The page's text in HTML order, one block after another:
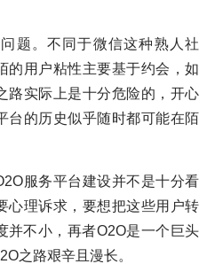
题。不同于微信这种熟人社
的用户粘性主要基于约会，如
路实际上是十分危险的，开心
台的历史似乎随时都可能在陌
服务平台建设并不是十分看
心理诉求，要想把这些用户转
并不小，再者O2O是一个巨头
之路艰辛且漫长。